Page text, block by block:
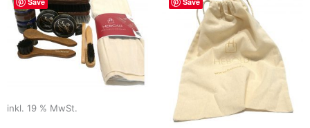
inkl. 19 % MwSt.